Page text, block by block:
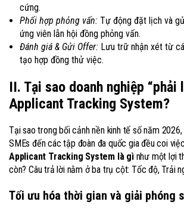
cứng.
Phối hợp phỏng vấn: Tự động đặt lịch và
ứng viên lẫn hội đồng phỏng vấn.
Đánh giá & Gửi Offer: Lưu trữ nhận xét từ
tạo hợp đồng thử việc.
II. Tại sao doanh nghiệp “phải
Applicant Tracking System?
Tại sao trong bối cảnh nền kinh tế số năm
SMEs đến các tập đoàn đa quốc gia đều coi
Applicant Tracking System là gìnhư một lợi
còn? Câu trả lời nằm ở ba trụ cột: Tốc độ, Trải
Tối ưu hóa thời gian và giải phóng